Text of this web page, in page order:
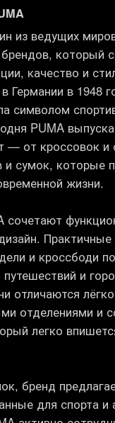
из ведущих
который
качество и
Германии в 1948
символом
PUMA
— от кроссовок
и сумок, которые
жизни.
сочетают
Практичные
и кроссбоди
и
отличаются
отделениями и
легко
бренд
для спорта и